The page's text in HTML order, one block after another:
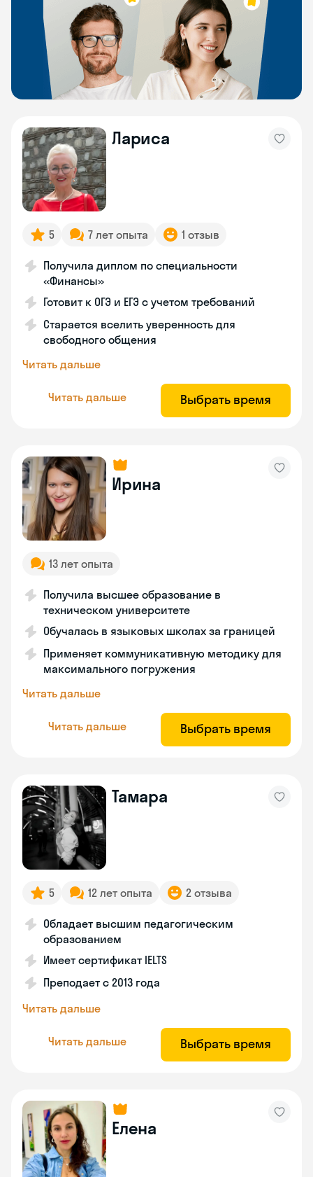
Лариса
5 7 лет опыта 1 отзыв
Получила диплом по специальности
«Финансы»
Готовит к ОГЭ и ЕГЭ с учетом требований
Старается вселить уверенность для
свободного общения
Читать дальше
Читать дальше Выбрать время
Ирина
13 лет опыта
Получила высшее образование в
техническом университете
Обучалась в языковых школах за границей
Применяет коммуникативную методику для
максимального погружения
Читать дальше
Читать дальше Выбрать время
Тамара
5 12 лет опыта 2 отзыва
Обладает высшим педагогическим
образованием
Имеет сертификат IELTS
Преподает с 2013 года
Читать дальше
Читать дальше Выбрать время
Елена